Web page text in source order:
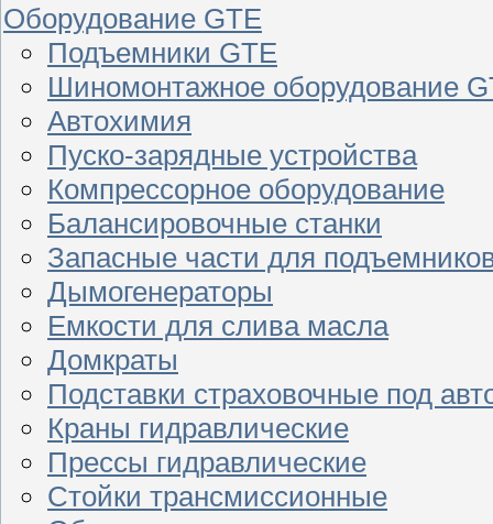
Оборудование GTE
Подъемники GTE
Шиномонтажное оборудование
Автохимия
Пуско-зарядные устройства
Компрессорное оборудование
Балансировочные станки
Запасные части для
Дымогенераторы
Емкости для слива масла
Домкраты
Подставки страховочные под
Краны гидравлические
Прессы гидравлические
Стойки трансмиссионные